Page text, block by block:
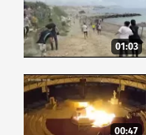
01:03
00:47